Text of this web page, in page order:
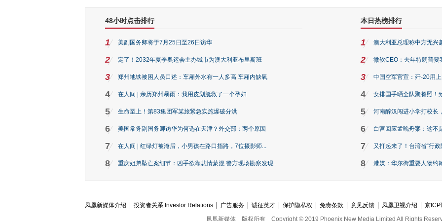
48小时点击排行
1 美副国务卿将于7月25日至26日访华
2 定了！2032年夏季奥运会主办城市为澳大利亚布里斯班
3 郑州地铁被困人员口述：车厢外水有一人多高 车厢内缺氧
4 在人间 | 亲历郑州暴雨：我用皮划艇救了一个孕妇
5 生命至上！第83集团军某旅紧急实施爆破分洪
6 美国常务副国务卿访华为何选在天津？外交部：两个原因
7 在人间 | 红绿灯被淹后，小男孩在路口指路，7位摄影师...
8 重庆姐弟坠亡案细节：凶手欲靠悲情蒙混 警方现场勘察发现...
本日热榜排行
1 澳大利亚总理称中方无兴
2 微软CEO：去年特朗普要
3 中国空军官宣：歼-20用
4 女排国手晒全队聚餐照！
5 河南醉汉闯进小学打校长
6 白宫回应孟晚舟案：这不
7 又打起来了！台湾省“行
8 港媒：华尔街重要人物约
凤凰新媒体介绍 投资者关系 Investor Relations 广告服务 诚征英才 保护隐私权 免责条款 意见反馈 凤凰卫视介绍
京
凤凰新媒体
版权所有 Copyright © 2019 Phoenix New Media Limited All Rights